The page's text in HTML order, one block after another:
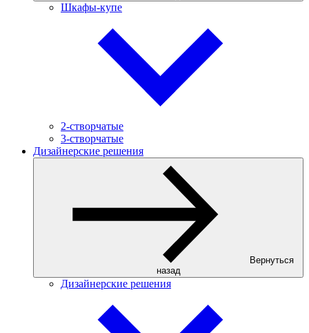
Шкафы-купе
2-створчатые
3-створчатые
Дизайнерские решения
Вернуться
назад
Дизайнерские решения